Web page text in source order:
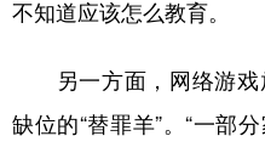
不知道应该怎么教育。
另一方面，网络游戏
缺位的“替罪羊”。“一部